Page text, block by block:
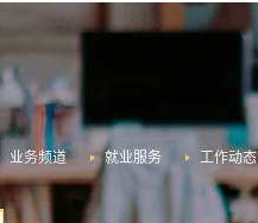
工作动态
就业服务
业务频道